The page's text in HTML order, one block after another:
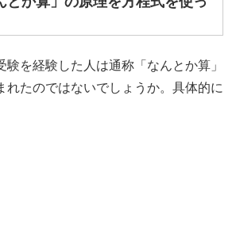
を経験した人は通称「なんとか算」
れたのではないでしょうか。具体的に